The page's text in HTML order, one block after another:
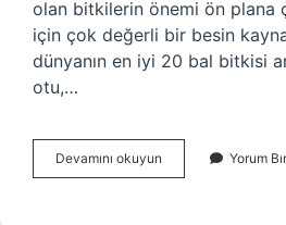
olan bitkilerin önemi ön plana
için çok değerli bir besin
dünyanın en iyi 20 bal bitkisi
otu,…
Devamını okuyun
Hangi
Yorum